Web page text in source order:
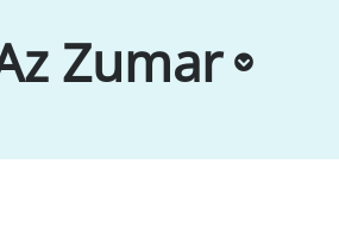
Zumar